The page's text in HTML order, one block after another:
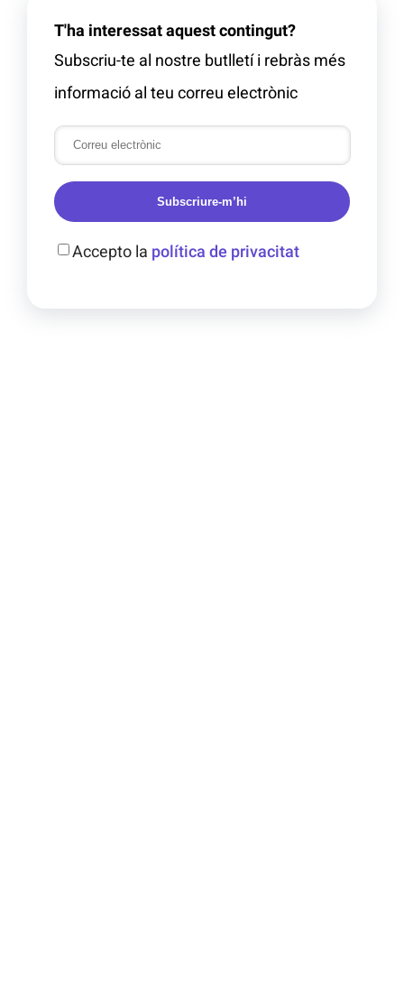
T'ha interessat aquest contingut?
Subscriu-te al nostre butlletí i rebràs més
informació al teu correu electrònic
Subscriure-m’hi
Accepto la política de privacitat